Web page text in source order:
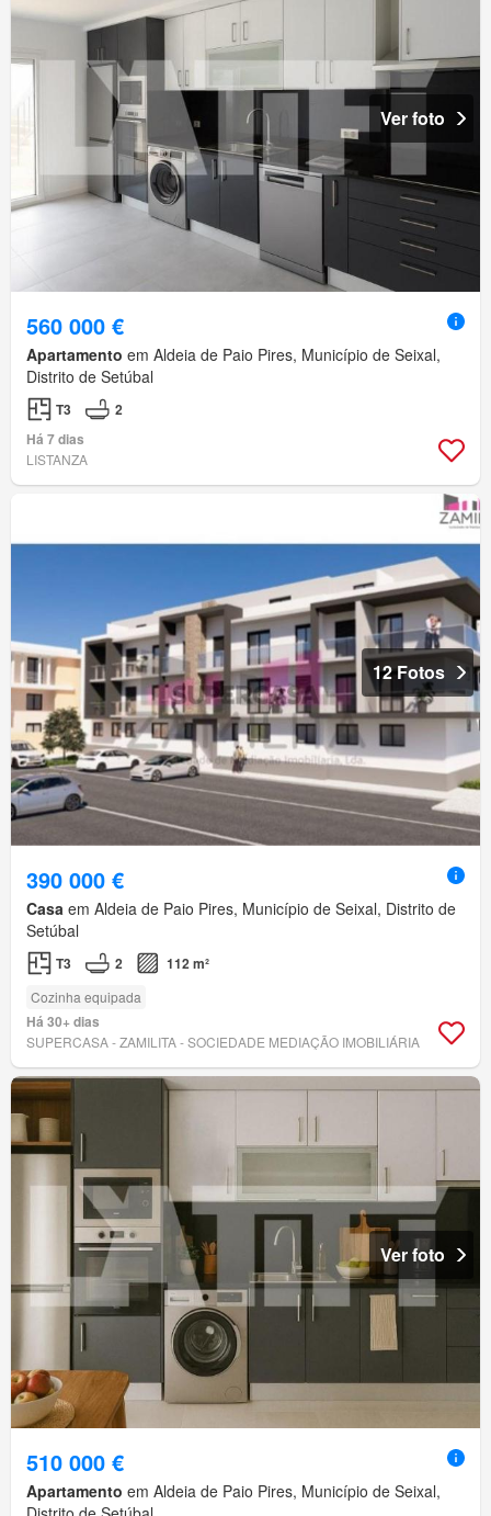
Ver foto
560 000 €
Apartamento em Aldeia de Paio Pires, Município de Seixal,
Distrito de Setúbal
T3
2
Há 7 dias
LISTANZA
12 Fotos
390 000 €
Casa em Aldeia de Paio Pires, Município de Seixal, Distrito de
Setúbal
T3 2 112 m²
Cozinha equipada
Há 30+ dias
SUPERCASA - ZAMILITA - SOCIEDADE MEDIAÇÃO IMOBILIÁRIA
Ver foto
510 000 €
Apartamento em Aldeia de Paio Pires, Município de Seixal,